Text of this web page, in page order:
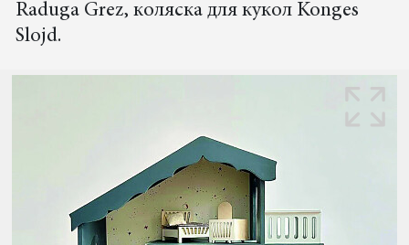
Raduga Grez, коляска для кукол Konges
Slojd.